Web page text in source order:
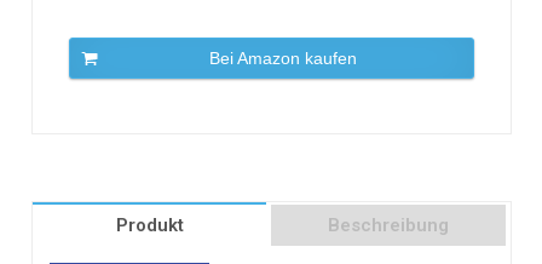
Bei Amazon kaufen
Produkt Beschreibung